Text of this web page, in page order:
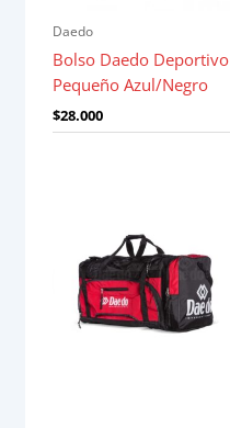
Daedo
Bolso Daedo Deportivo
Pequeño Azul/Negro
$28.000